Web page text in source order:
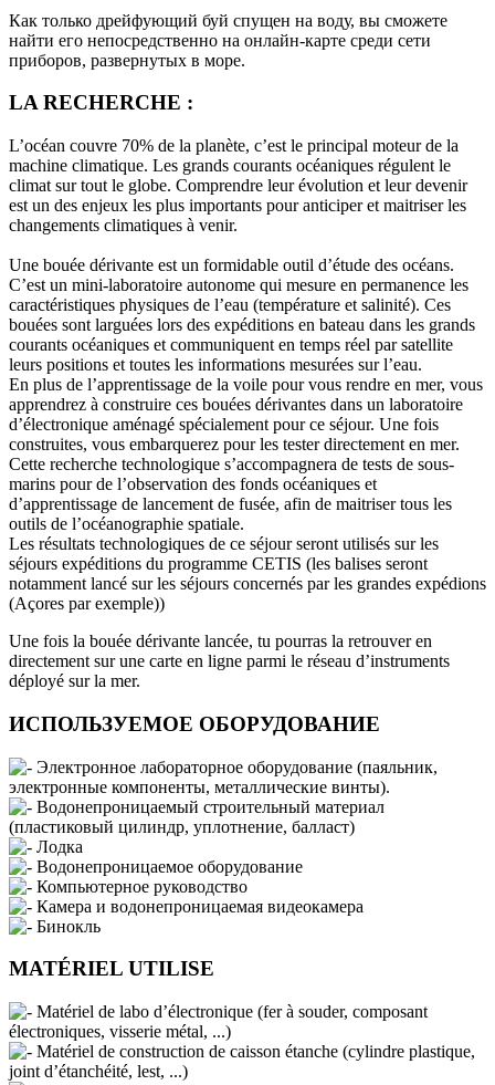
Как только дрейфующий буй спущен на воду, вы сможете
найти его непосредственно на онлайн-карте среди сети
приборов, развернутых в море.
LA RECHERCHE :
L’océan couvre 70% de la planète, c’est le principal moteur de la
machine climatique. Les grands courants océaniques régulent le
climat sur tout le globe. Comprendre leur évolution et leur devenir
est un des enjeux les plus importants pour anticiper et maitriser les
changements climatiques à venir.
Une bouée dérivante est un formidable outil d’étude des océans.
C’est un mini-laboratoire autonome qui mesure en permanence les
caractéristiques physiques de l’eau (température et salinité). Ces
bouées sont larguées lors des expéditions en bateau dans les grands
courants océaniques et communiquent en temps réel par satellite
leurs positions et toutes les informations mesurées sur l’eau.
En plus de l’apprentissage de la voile pour vous rendre en mer, vous
apprendrez à construire ces bouées dérivantes dans un laboratoire
d’électronique aménagé spécialement pour ce séjour. Une fois
construites, vous embarquerez pour les tester directement en mer.
Cette recherche technologique s’accompagnera de tests de sous-
marins pour de l’observation des fonds océaniques et
d’apprentissage de lancement de fusée, afin de maitriser tous les
outils de l’océanographie spatiale.
Les résultats technologiques de ce séjour seront utilisés sur les
séjours expéditions du programme CETIS (les balises seront
notamment lancé sur les séjours concernés par les grandes expédions
(Açores par exemple))
Une fois la bouée dérivante lancée, tu pourras la retrouver en
directement sur une carte en ligne parmi le réseau d’instruments
déployé sur la mer.
ИСПОЛЬЗУЕМОЕ ОБОРУДОВАНИЕ
Электронное лабораторное оборудование (паяльник,
электронные компоненты, металлические винты).
Водонепроницаемый строительный материал
(пластиковый цилиндр, уплотнение, балласт)
Лодка
Водонепроницаемое оборудование
Компьютерное руководство
Камера и водонепроницаемая видеокамера
Бинокль
MATÉRIEL UTILISE
Matériel de labo d’électronique (fer à souder, composant
électroniques, visserie métal, ...)
Matériel de construction de caisson étanche (cylindre plastique,
joint d’étanchéité, lest, ...)